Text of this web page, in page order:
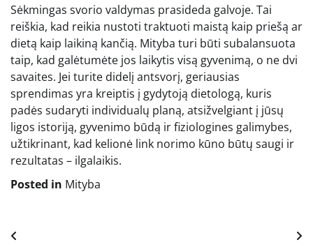
Sėkmingas svorio valdymas prasideda galvoje. Tai
reiškia, kad reikia nustoti traktuoti maistą kaip priešą ar
dietą kaip laikiną kančią. Mityba turi būti subalansuota
taip, kad galėtumėte jos laikytis visą gyvenimą, o ne dvi
savaites. Jei turite didelį antsvorį, geriausias
sprendimas yra kreiptis į gydytoją dietologą, kuris
padės sudaryti individualų planą, atsižvelgiant į jūsų
ligos istoriją, gyvenimo būdą ir fiziologines galimybes,
užtikrinant, kad kelionė link norimo kūno būtų saugi ir
rezultatas – ilgalaikis.
Posted in Mityba
Navigacija